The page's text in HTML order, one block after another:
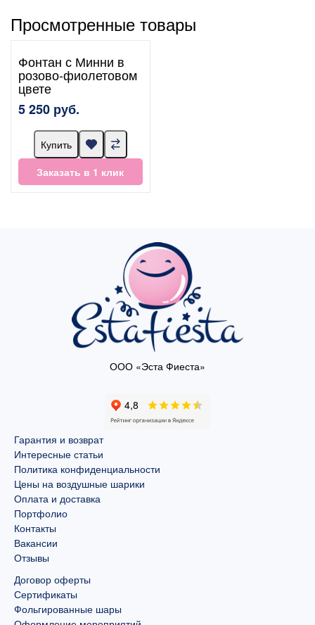
Просмотренные товары
Фонтан с Минни в
розово-фиолетовом
цвете
5 250 руб.
Купить
Заказать в 1 клик
ООО «Эста Фиеста»
Гарантия и возврат
Интересные статьи
Политика конфиденциальности
Цены на воздушные шарики
Оплата и доставка
Портфолио
Контакты
Вакансии
Отзывы
Договор оферты
Сертификаты
Фольгированные шары